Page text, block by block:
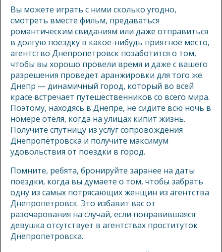
Вы можете играть с ними сколько угодно,
смотреть вместе фильм, предаваться
романтическим свиданиям или даже отправиться
в долгую поездку в какое-нибудь приятное место,
агентство Днепропетровск позаботится о том,
чтобы вы хорошо провели время и даже с вашего
разрешения проведет аранжировки для того же.
Днепр — динамичный город, который во всей
красе встречает путешественников со всего мира.
Поэтому, находясь в Днепре, не сидите всю ночь в
номере отеля, когда на улицах кипит жизнь.
Получите спутницу из услуг сопровождения
Днепропетровска и получите максимум
удовольствия от поездки в город.
Помните, ребята, бронируйте заранее на даты
поездки, когда вы думаете о том, чтобы забрать
одну из самых потрясающих женщин из агентства
Днепропетровск. Это избавит вас от
разочарования на случай, если понравившаяся
девушка отсутствует в агентствах проституток
Днепропетровска.